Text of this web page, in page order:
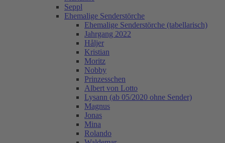
Seppl
Ehemalige Senderstörche
Ehemalige Senderstörche (tabellarisch)
Jahrgang 2022
Håljer
Kristian
Moritz
Nobby
Prinzesschen
Albert von Lotto
Lysann (ab 05/2020 ohne Sender)
Magnus
Jonas
Mina
Rolando